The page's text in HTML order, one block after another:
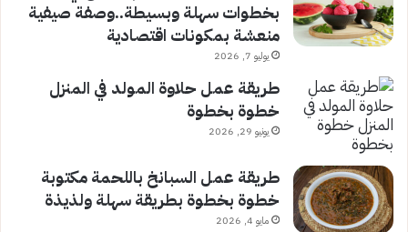
بخطوات سهلة وبسيطة..وصفة صيفية
منعشة بمكونات اقتصادية
يوليو 7, 2026
طريقة عمل حلاوة المولد في المنزل
خطوة بخطوة
يونيو 29, 2026
طريقة عمل السبانخ باللحمة مكتوبة
خطوة بخطوة بطريقة سهلة ولذيذة
مايو 4, 2026